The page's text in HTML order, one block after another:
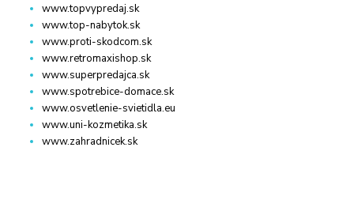
www.topvypredaj.sk
www.top-nabytok.sk
www.proti-skodcom.sk
www.retromaxishop.sk
www.superpredajca.sk
www.spotrebice-domace.sk
www.osvetlenie-svietidla.eu
www.uni-kozmetika.sk
www.zahradnicek.sk